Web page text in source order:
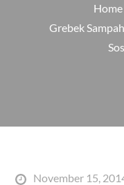
Home
Grebek
PostedNovember 15,